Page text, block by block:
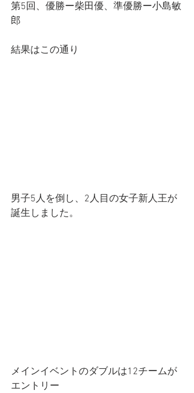
第5回、優勝ー柴田優、準優勝ー小島敏
郎
結果はこの通り
男子5人を倒し、2人目の女子新人王が
誕生しました。
メインイベントのダブルは12チームが
エントリー